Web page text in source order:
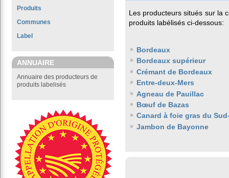
Produits
Communes
Label
ANNUAIRE
Annuaire des producteurs de
produits labelisés
Les producteurs situés sur la
produits labélisés ci-dessous:
Bordeaux
Bordeaux supérieur
Crémant de Bordeaux
Entre-deux-Mers
Agneau de Pauillac
Bœuf de Bazas
Canard à foie gras du
Jambon de Bayonne